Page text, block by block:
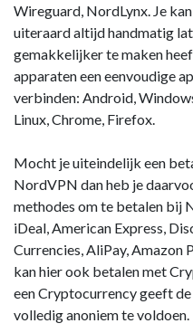
Wireguard, NordLynx. Je
uiteraard altijd handmatig
gemakkelijker te maken
apparaten een eenvoudige
verbinden: Android,
Linux, Chrome, Firefox.
Mocht je uiteindelijk een
NordVPN dan heb je
methodes om te betalen bij
iDeal, American Express,
Currencies, AliPay, Amazon
kan hier ook betalen met
een Cryptocurrency geeft
volledig anoniem te voldoen.